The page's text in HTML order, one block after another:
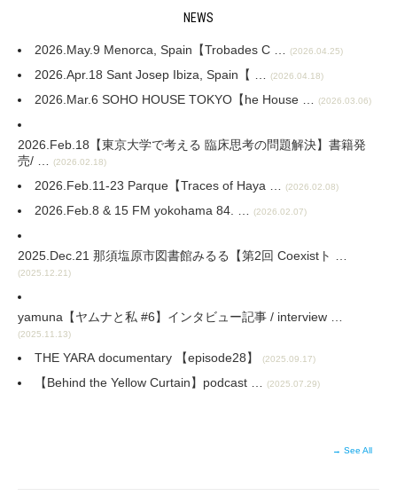
NEWS
2026.May.9 Menorca, Spain【Trobades C … (2026.04.25)
2026.Apr.18 Sant Josep Ibiza, Spain【 … (2026.04.18)
2026.Mar.6 SOHO HOUSE TOKYO【he House … (2026.03.06)
2026.Feb.18【東京大学で考える 臨床思考の問題解決】書籍発
売/ …
(2026.02.18)
2026.Feb.11-23 Parque【Traces of Haya … (2026.02.08)
2026.Feb.8 & 15 FM yokohama 84. … (2026.02.07)
2025.Dec.21 那須塩原市図書館みるる【第2回 Coexistト …
(2025.12.21)
yamuna【ヤムナと私 #6】インタビュー記事 / interview …
(2025.11.13)
THE YARA documentary 【episode28】 (2025.09.17)
(2025.07.29)
→ See All